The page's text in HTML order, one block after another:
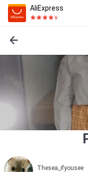
AliExpress
Thesea_ifyousee